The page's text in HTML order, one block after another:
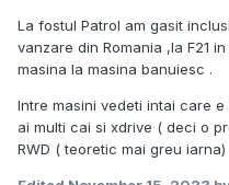
La fostul Patrol am gasit
vanzare din Romania ,la F21
masina la masina banuiesc .
Intre masini vedeti intai care
ai multi cai si xdrive ( deci o
RWD ( teoretic mai greu iarna)